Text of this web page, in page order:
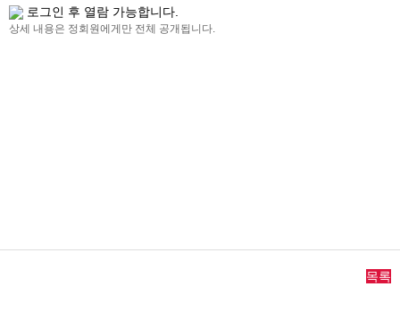
로그인 후 열람 가능합니다.
상세 내용은 정회원에게만 전체 공개됩니다.
목록